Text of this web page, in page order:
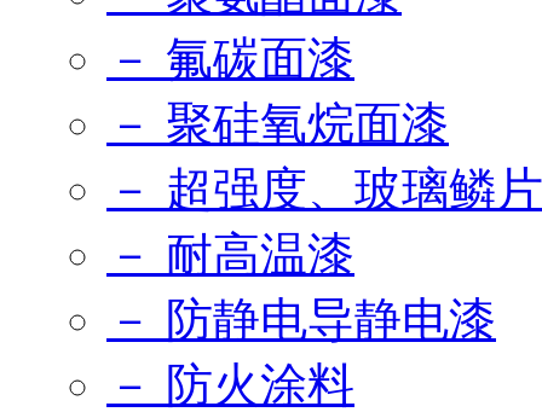
－ 氟碳面漆
－ 聚硅氧烷面漆
－ 超强度、玻璃鳞
－ 耐高温漆
－ 防静电导静电漆
－ 防火涂料